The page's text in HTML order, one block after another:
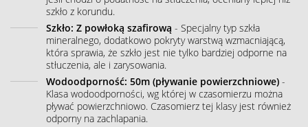
szkło z korundu.
Szkło: Z powłoką szafirową - Specjalny typ szkła
mineralnego, dodatkowo pokryty warstwą wzmacniającą,
która sprawia, że szkło jest nie tylko bardziej odporne na
stłuczenia, ale i zarysowania.
Wodoodporność: 50m (pływanie powierzchniowe) -
Klasa wodoodporności, wg której w czasomierzu można
pływać powierzchniowo. Czasomierz tej klasy jest również
odporny na zachlapania.